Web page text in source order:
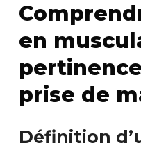
en
prise de
Définition